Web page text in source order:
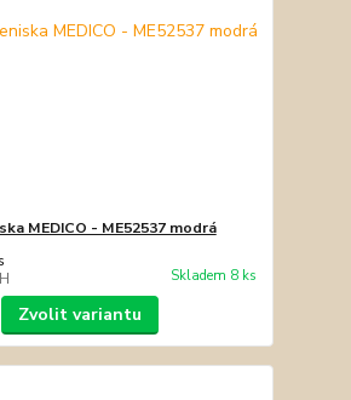
MEDICO - ME52537 modrá
Skladem 8 ks
Zvolit variantu